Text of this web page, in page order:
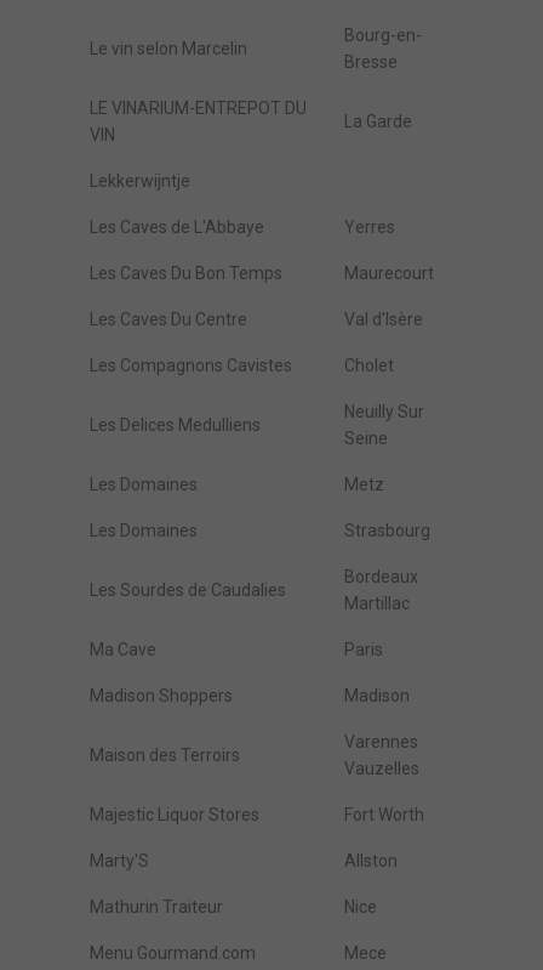
Le vin selon Marcelin
Bourg-en-
Bresse
LE VINARIUM-ENTREPOT DU
VIN
La Garde
Lekkerwijntje
Les Caves de L'Abbaye Yerres
Les Caves Du Bon Temps Maurecourt
Les Caves Du Centre Val d'Isère
Les Compagnons Cavistes Cholet
Les Delices Medulliens
Neuilly Sur
Seine
Les Domaines Metz
Les Domaines Strasbourg
Les Sourdes de Caudalies
Bordeaux
Martillac
Ma Cave Paris
Madison Shoppers Madison
Maison des Terroirs
Varennes
Vauzelles
Majestic Liquor Stores Fort Worth
Marty'S Allston
Mathurin Traiteur Nice
Menu Gourmand.com Mece